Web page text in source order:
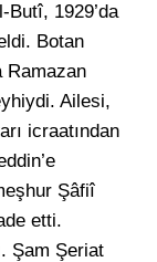
Butî, 1929’da
Botan
Ramazan
Ailesi,
icraatından
Şâfiî
etti.
Şam Şeriat